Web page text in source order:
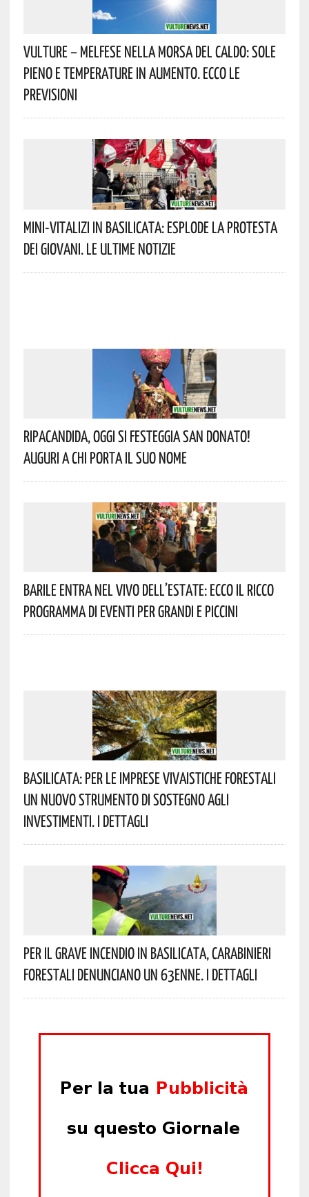
Vulture – Melfese Nella Morsa Del Caldo: Sole
Pieno E Temperature In Aumento. Ecco Le
Previsioni
Mini-Vitalizi In Basilicata: Esplode La Protesta
Dei Giovani. Le Ultime Notizie
Ripacandida, Oggi Si Festeggia San Donato!
Auguri A Chi Porta Il Suo Nome
Barile Entra Nel Vivo Dell’estate: Ecco Il Ricco
Programma Di Eventi Per Grandi E Piccini
Basilicata: Per Le Imprese Vivaistiche Forestali
Un Nuovo Strumento Di Sostegno Agli
Investimenti. I Dettagli
Per Il Grave Incendio In Basilicata, Carabinieri
Forestali Denunciano Un 63enne. I Dettagli